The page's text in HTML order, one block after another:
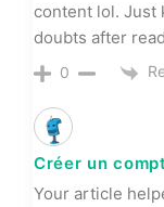
content lol. Just
doubts after
0
Créer un
Your article